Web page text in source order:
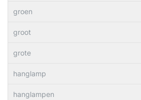
groen
groot
grote
hanglamp
hanglampen